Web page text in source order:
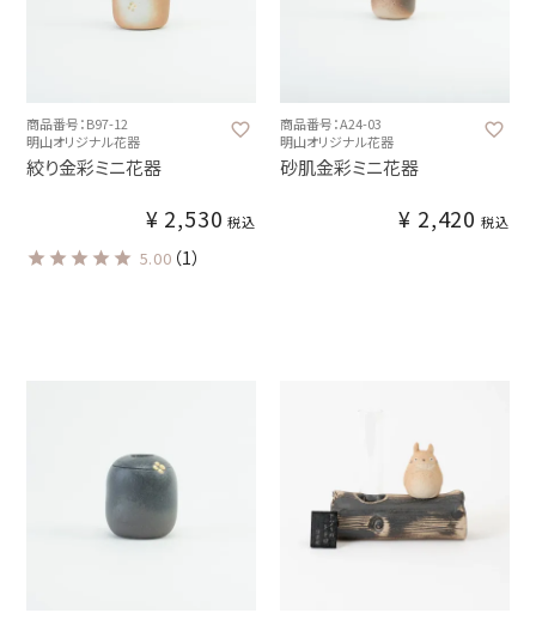
商品番号：B97-12
明山オリジナル花器
絞り金彩ミニ花器
¥ 2,530 税込
5.00 （1）
商品番号：A24-03
明山オリジナル花器
砂肌金彩ミニ花器
¥ 2,420 税込